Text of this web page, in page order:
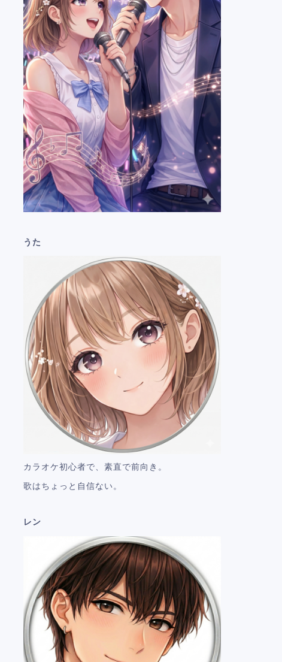
うた
カラオケ初心者で、素直で前向き。
歌はちょっと自信ない。
レン